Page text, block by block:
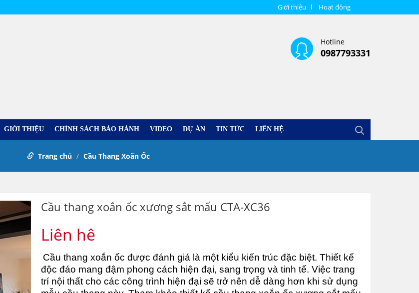
Giới thiệu Hoạt động
Hotline
0987793331
GIỚI THIỆU CHÍNH SÁCH BẢO HÀNH VIDEO DỰ ÁN TIN TỨC LIÊN HỆ
Trang chủ Cầu Thang Xoắn Ốc
Cầu thang xoắn ốc xương sắt mấu CTA-XC36
Liên hệ
Cầu thang xoắn ốc được đánh giá là một kiểu kiến trúc đặc biệt. Thiết kế
độc đáo mang đậm phong cách hiện đại, sang trọng và tinh tế. Việc trang
trí nội thất cho các công trình hiện đại sẽ trở nên dễ dàng hơn khi sử dụng